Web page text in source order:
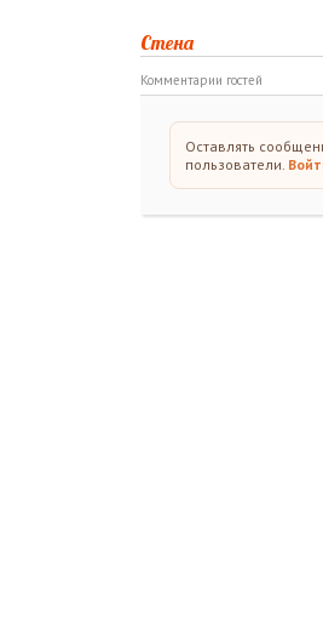
Стена
Комментарии гостей
Оставлять
пользователи.